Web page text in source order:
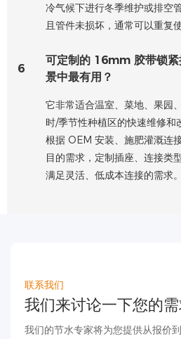
冷气候下进行冬季维护或排空
且管件未损坏，通常可以重复使
6
可定制的 16mm 胶带锁紧
景中最有用？
它非常适合温室、菜地、果园
时/季节性种植区的快速维修和
根据 OEM 安装、施肥灌溉连
目的需求，定制插座、连接类
满足灵活、低成本连接的需求。
联系我们
我们来讨论一下您的
我们的节水专家将为您提供从报价